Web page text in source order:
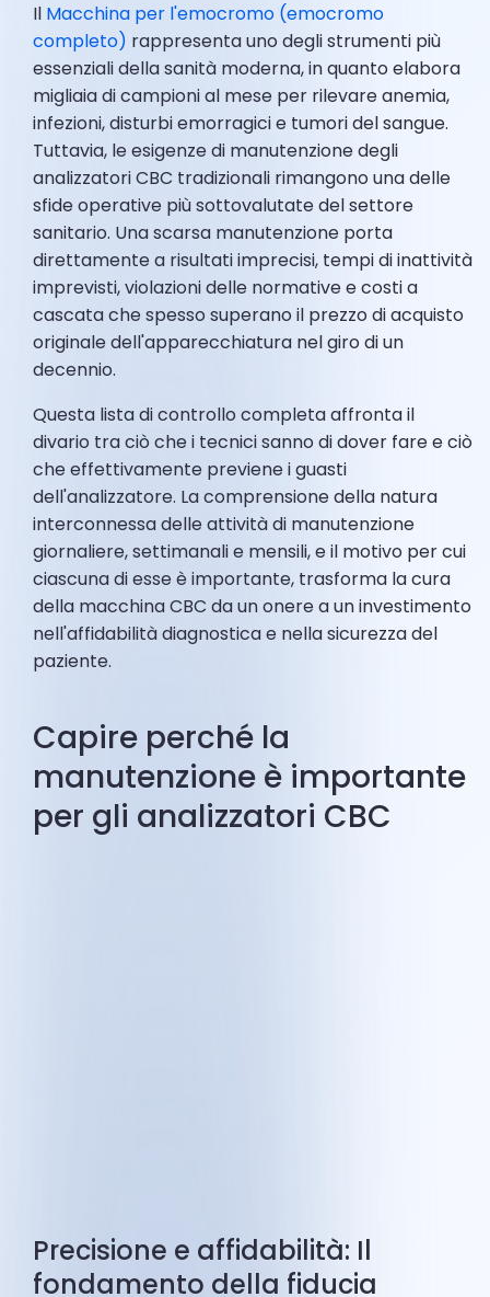
Il Macchina per l'emocromo (emocromo
completo) rappresenta uno degli strumenti più
essenziali della sanità moderna, in quanto elabora
migliaia di campioni al mese per rilevare anemia,
infezioni, disturbi emorragici e tumori del sangue.
Tuttavia, le esigenze di manutenzione degli
analizzatori CBC tradizionali rimangono una delle
sfide operative più sottovalutate del settore
sanitario. Una scarsa manutenzione porta
direttamente a risultati imprecisi, tempi di inattività
imprevisti, violazioni delle normative e costi a
cascata che spesso superano il prezzo di acquisto
originale dell'apparecchiatura nel giro di un
decennio.
Questa lista di controllo completa affronta il
divario tra ciò che i tecnici sanno di dover fare e ciò
che effettivamente previene i guasti
dell'analizzatore. La comprensione della natura
interconnessa delle attività di manutenzione
giornaliere, settimanali e mensili, e il motivo per cui
ciascuna di esse è importante, trasforma la cura
della macchina CBC da un onere a un investimento
nell'affidabilità diagnostica e nella sicurezza del
paziente.
Capire perché la
manutenzione è importante
per gli analizzatori CBC
Precisione e affidabilità: Il
fondamento della fiducia